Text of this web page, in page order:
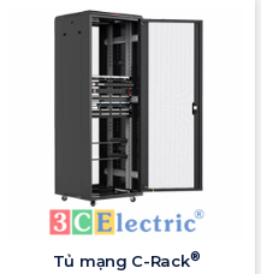
Tủ mạng C-Rack®